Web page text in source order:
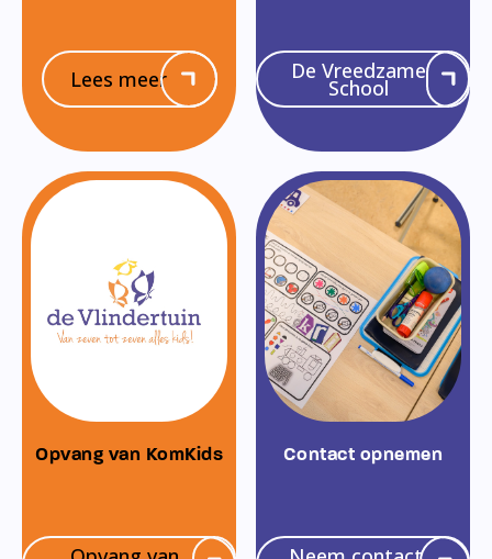
Lees meer De Vreedzame
School
Opvang van KomKids Contact opnemen